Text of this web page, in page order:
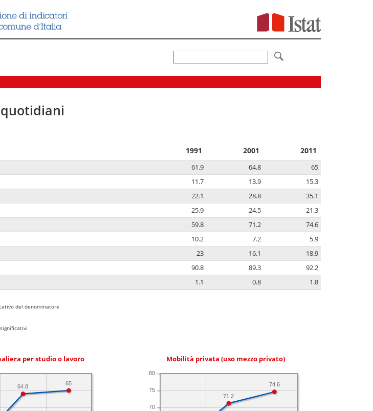
1991 2001 2011
61.9 64.8
65
11.7 13.9
15.3
22.1 28.8
35.1
25.9 24.5
21.3
59.8 71.2
74.6
10.2 7.2
5.9
23 16.1
18.9
90.8 89.3
92.2
1.1 0.8 1.8
del denominatore
per studio o lavoro
65
64.8
Mobilità privata (uso mezzo privato)
70
75
80
74.6
71.2